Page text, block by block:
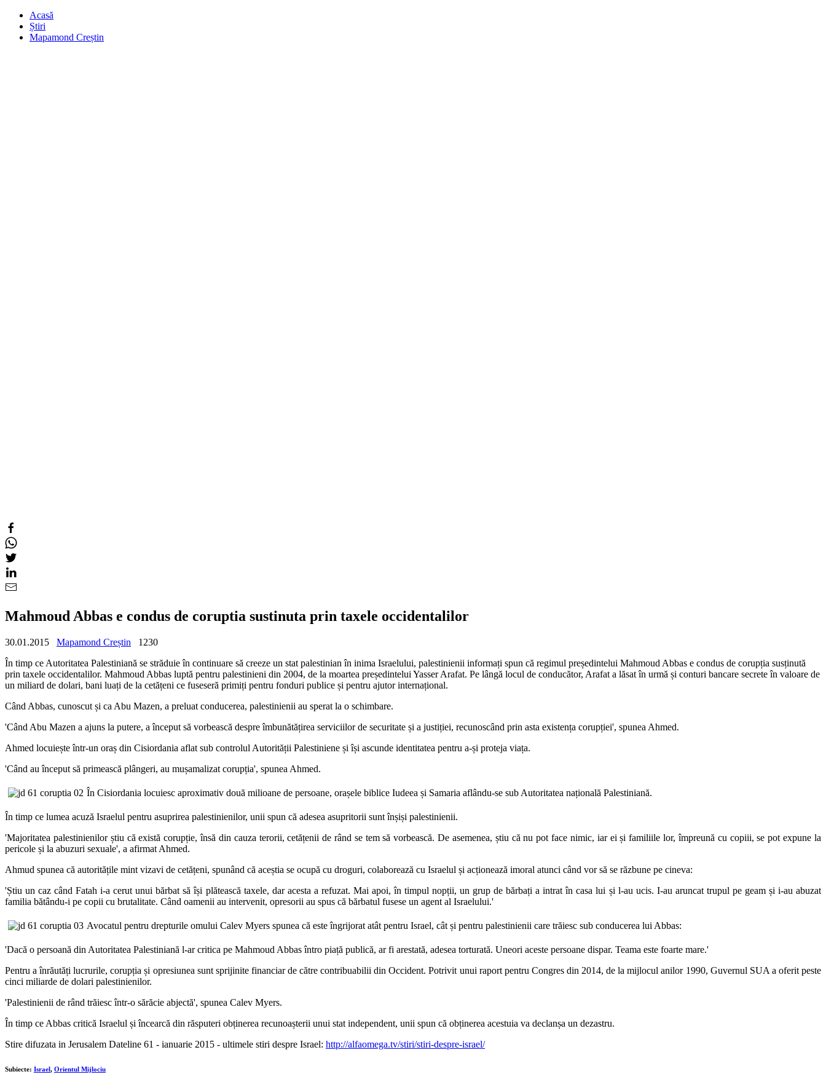
Acasă
Știri
Mapamond Creștin
Mahmoud Abbas e condus de coruptia sustinuta prin taxele occidentalilor
30.01.2015 Mapamond Creștin
1230
În timp ce Autoritatea Palestiniană se străduie în continuare să creeze un stat palestinian în inima Israelului, palestinienii informați spun că regimul președintelui Mahmoud Abbas e condus de corupția susținută
prin taxele occidentalilor. Mahmoud Abbas luptă pentru palestinieni din 2004, de la moartea președintelui Yasser Arafat. Pe lângă locul de conducător, Arafat a lăsat în urmă și conturi bancare secrete în valoare de
un miliard de dolari, bani luați de la cetățeni ce fuseseră primiți pentru fonduri publice și pentru ajutor internațional.
Când Abbas, cunoscut și ca Abu Mazen, a preluat conducerea, palestinienii au sperat la o schimbare.
'Când Abu Mazen a ajuns la putere, a început să vorbească despre îmbunătățirea serviciilor de securitate și a justiției, recunoscând prin asta existența corupției', spunea Ahmed.
Ahmed locuiește într-un oraș din Cisiordania aflat sub controlul Autorității Palestiniene și își ascunde identitatea pentru a-și proteja viața.
'Când au început să primească plângeri, au mușamalizat corupția', spunea Ahmed.
În Cisiordania locuiesc aproximativ două milioane de persoane, orașele biblice Iudeea și Samaria aflându-se sub Autoritatea națională Palestiniană.
În timp ce lumea acuză Israelul pentru asuprirea palestinienilor, unii spun că adesea asupritorii sunt înșiși palestinienii.
'Majoritatea palestinienilor știu că există corupție, însă din cauza terorii, cetățenii de rând se tem să vorbească. De asemenea, știu că nu pot face nimic, iar ei și familiile lor, împreună cu copiii, se pot expune la
pericole și la abuzuri sexuale', a afirmat Ahmed.
Ahmud spunea că autoritățile mint vizavi de cetățeni, spunând că aceștia se ocupă cu droguri, colaborează cu Israelul și acționează imoral atunci când vor să se răzbune pe cineva:
'Știu un caz când Fatah i-a cerut unui bărbat să își plătească taxele, dar acesta a refuzat. Mai apoi, în timpul nopții, un grup de bărbați a intrat în casa lui și l-au ucis. I-au aruncat trupul pe geam și i-au abuzat
familia bătându-i pe copii cu brutalitate. Când oamenii au intervenit, opresorii au spus că bărbatul fusese un agent al Israelului.'
Avocatul pentru drepturile omului Calev Myers spunea că este îngrijorat atât pentru Israel, cât și pentru palestinienii care trăiesc sub conducerea lui Abbas:
'Dacă o persoană din Autoritatea Palestiniană l-ar critica pe Mahmoud Abbas întro piață publică, ar fi arestată, adesea torturată. Uneori aceste persoane dispar. Teama este foarte mare.'
Pentru a înrăutăți lucrurile, corupția și opresiunea sunt sprijinite financiar de către contribuabilii din Occident. Potrivit unui raport pentru Congres din 2014, de la mijlocul anilor 1990, Guvernul SUA a oferit peste
cinci miliarde de dolari palestinienilor.
'Palestinienii de rând trăiesc într-o sărăcie abjectă', spunea Calev Myers.
În timp ce Abbas critică Israelul și încearcă din răsputeri obținerea recunoașterii unui stat independent, unii spun că obținerea acestuia va declanșa un dezastru.
Stire difuzata in Jerusalem Dateline 61 - ianuarie 2015 - ultimele stiri despre Israel: http://alfaomega.tv/stiri/stiri-despre-israel/
Subiecte: Israel, Orientul Mijlociu